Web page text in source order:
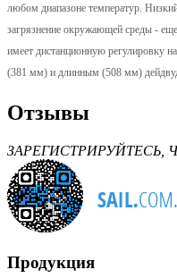
любом диапазоне температур.
загрязнение окружающей среды -
имеет дистанционную регулировку
(381 мм) и длинным (508 мм)
Отзывы
ЗАРЕГИСТРИРУЙТЕСЬ,
Продукция